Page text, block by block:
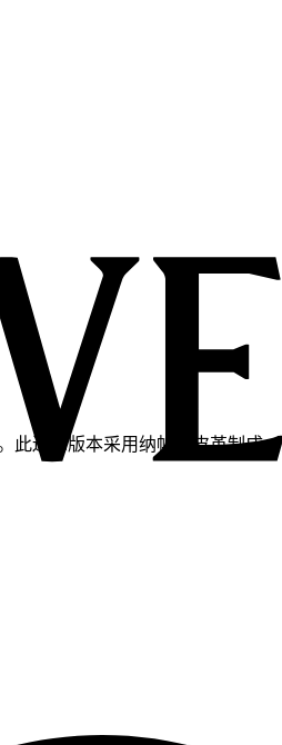
迷你版本采用纳帕羊皮革制成